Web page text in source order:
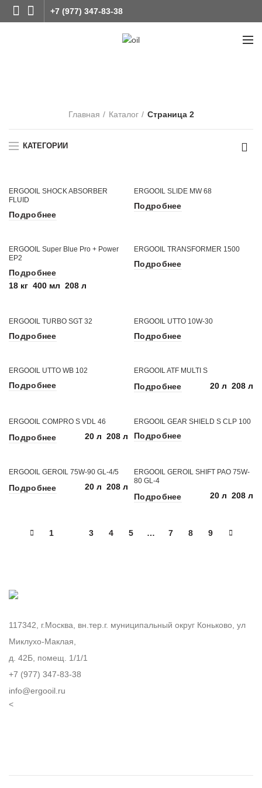
+7 (977) 347-83-38
Главная Каталог Страница 2
КАТЕГОРИИ
ERGOOIL SHOCK ABSORBER
FLUID
Подробнее
ERGOOIL SLIDE MW 68
Подробнее
ERGOOIL Super Blue Pro + Power
EP2
Подробнее
18 кг 400 мл 208 л
ERGOOIL TRANSFORMER 1500
Подробнее
ERGOOIL TURBO SGT 32
Подробнее
ERGOOIL UTTO 10W-30
Подробнее
ERGOOIL UTTO WB 102
Подробнее
ERGOOIL ATF MULTI S
Подробнее 20 л 208 л
ERGOOIL COMPRO S VDL 46
Подробнее 20 л 208 л
ERGOOIL GEAR SHIELD S CLP 100
Подробнее
ERGOOIL GEROIL 75W-90 GL-4/5
Подробнее 20 л 208 л
ERGOOIL GEROIL SHIFT PAO 75W-
80 GL-4
Подробнее 20 л 208 л
1 3 4 5 … 7 8 9
117342, г.Москва, вн.тер.г. муниципальный округ Коньково, ул
Миклухо-Маклая,
д. 42Б, помещ. 1/1/1
+7 (977) 347-83-38
info@ergooil.ru
<